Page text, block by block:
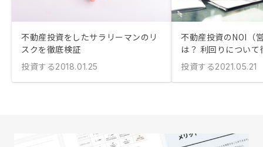
不動産投資をしたサラリーマンのリ
スクを徹底検証
投資する2018.01.25
不動産投資のNOI（
は？ 利回りについて
投資する2021.05.21